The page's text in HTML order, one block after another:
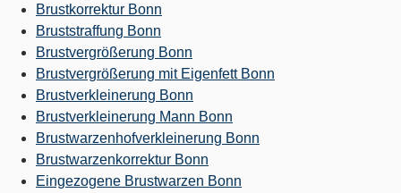
Brustkorrektur Bonn
Bruststraffung Bonn
Brustvergrößerung Bonn
Brustvergrößerung mit Eigenfett Bonn
Brustverkleinerung Bonn
Brustverkleinerung Mann Bonn
Brustwarzenhofverkleinerung Bonn
Brustwarzenkorrektur Bonn
Eingezogene Brustwarzen Bonn